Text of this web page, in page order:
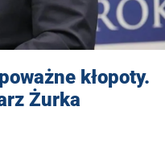
kłopoty.
Żurka